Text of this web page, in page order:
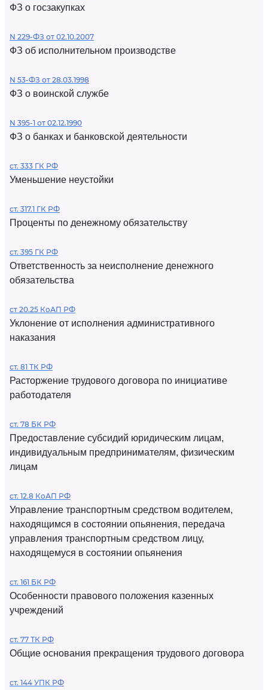
ФЗ о госзакупках
N 229-ФЗ от 02.10.2007
ФЗ об исполнительном производстве
N 53-ФЗ от 28.03.1998
ФЗ о воинской службе
N 395-1 от 02.12.1990
ФЗ о банках и банковской деятельности
ст. 333 ГК РФ
Уменьшение неустойки
ст. 317.1 ГК РФ
Проценты по денежному обязательству
ст. 395 ГК РФ
Ответственность за неисполнение денежного
обязательства
ст 20.25 КоАП РФ
Уклонение от исполнения административного
наказания
ст. 81 ТК РФ
Расторжение трудового договора по инициативе
работодателя
ст. 78 БК РФ
Предоставление субсидий юридическим лицам,
индивидуальным предпринимателям, физическим
лицам
ст. 12.8 КоАП РФ
Управление транспортным средством водителем,
находящимся в состоянии опьянения, передача
управления транспортным средством лицу,
находящемуся в состоянии опьянения
ст. 161 БК РФ
Особенности правового положения казенных
учреждений
ст. 77 ТК РФ
Общие основания прекращения трудового договора
ст. 144 УПК РФ